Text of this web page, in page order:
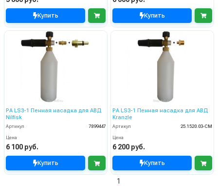
Купить Купить
PA LS3-1 Пенная насадка для АВД
Nilfisk
Артикул 7899447
Цена
6 100 руб.
Купить
PA LS3-1 Пенная насадка для АВД
Kranzle
Артикул 25.1520.03-CM
Цена
6 200 руб.
Купить
1